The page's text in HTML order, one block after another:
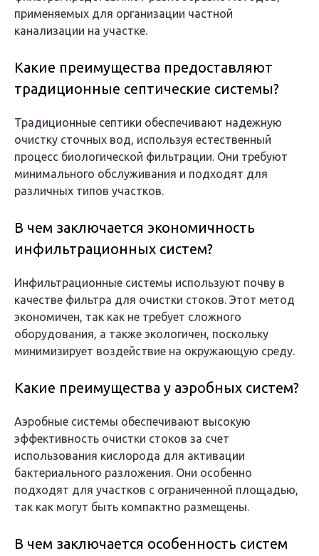
применяемых для организации частной
канализации на участке.
Какие преимущества предоставляют
традиционные септические системы?
Традиционные септики обеспечивают надежную
очистку сточных вод, используя естественный
процесс биологической фильтрации. Они требуют
минимального обслуживания и подходят для
различных типов участков.
В чем заключается экономичность
инфильтрационных систем?
Инфильтрационные системы используют почву в
качестве фильтра для очистки стоков. Этот метод
экономичен, так как не требует сложного
оборудования, а также экологичен, поскольку
минимизирует воздействие на окружающую среду.
Какие преимущества у аэробных систем?
Аэробные системы обеспечивают высокую
эффективность очистки стоков за счет
использования кислорода для активации
бактериального разложения. Они особенно
подходят для участков с ограниченной площадью,
так как могут быть компактно размещены.
В чем заключается особенность систем